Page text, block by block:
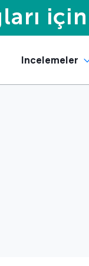
Incelemeler